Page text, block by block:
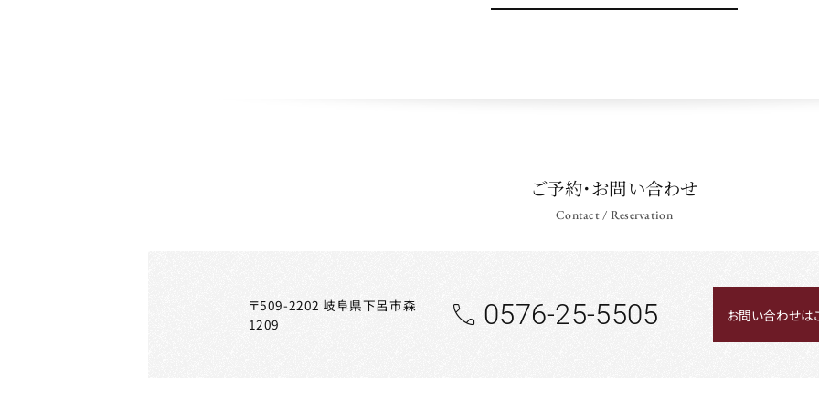
ご予約・お問い合わせ
Contact / Reservation
〒509-2202 岐阜県下呂市森
1209
0576-25-5505 お問い合わせは